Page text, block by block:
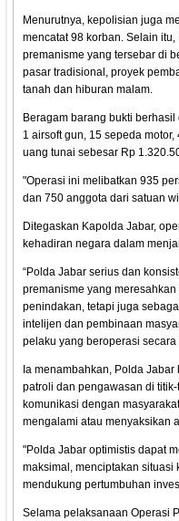
Menurutnya, kepolisian juga
mencatat 98 korban. Selain
premanisme yang tersebar di
pasar tradisional, proyek
tanah dan hiburan malam.
Beragam barang bukti
1 airsoft gun, 15 sepeda
uang tunai sebesar Rp
"Operasi ini melibatkan 935
dan 750 anggota dari satuan
Ditegaskan Kapolda Jabar,
kehadiran negara dalam
“Polda Jabar serius dan
premanisme yang
penindakan, tetapi juga
intelijen dan pembinaan
pelaku yang beroperasi secara
Ia menambahkan, Polda
patroli dan pengawasan di
komunikasi dengan
mengalami atau menyaksikan
"Polda Jabar optimistis dapat
maksimal, menciptakan situasi
mendukung pertumbuhan
Selama pelaksanaan Operasi